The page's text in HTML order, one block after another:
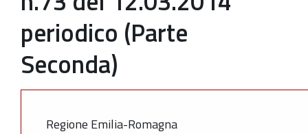
periodico (Parte
Seconda)
Regione Emilia-Romagna